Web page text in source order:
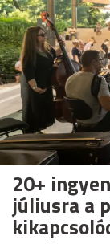
20+
júliusra a